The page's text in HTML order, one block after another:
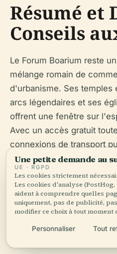
Résumé et
Conseils
Le Forum Boarium reste
mélange romain de
d'urbanisme. Ses temples
arcs légendaires et ses
offrent une fenêtre sur
Avec un accès gratuit
connexions de transport
d'autres sites majeurs,
et paisible pour tout
Pour la meilleure
tard l'après-midi,
archéologiques et
du site où l'histoire se
Une petite demande au
UE · RGPD
Les cookies strictement
Les cookies d'analyse
aident à comprendre quelles
uniquement, pas de publicité,
modifier ce choix à tout moment
Personnaliser Tout